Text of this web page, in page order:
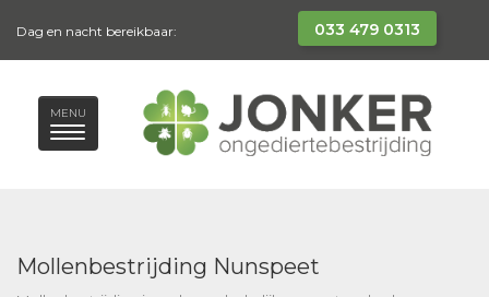
Dag en nacht bereikbaar: 033 479 0313
MENU
Mollenbestrijding Nunspeet